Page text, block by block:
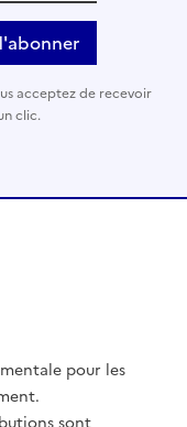
acceptez de recevoir
clic.
pour les